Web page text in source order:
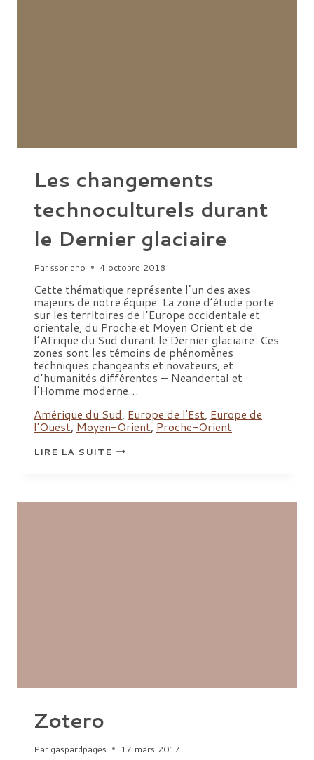
Les changements
technoculturels durant
le Dernier glaciaire
Parssoriano 4 octobre 2018
Cette thématique représente l’un des axes
majeurs de notre équipe. La zone d’étude porte
sur les territoires de l’Europe occidentale et
orientale, du Proche et Moyen Orient et de
l’Afrique du Sud durant le Dernier glaciaire. Ces
zones sont les témoins de phénomènes
techniques changeants et novateurs, et
d’humanités différentes — Neandertal et
l’Homme moderne…
Amérique du Sud, Europe de l'Est, Europe de
l'Ouest, Moyen-Orient, Proche-Orient
LIRE LA SUITELES
CHANGEMENTS
Zotero
Par gaspardpages 17 mars 2017